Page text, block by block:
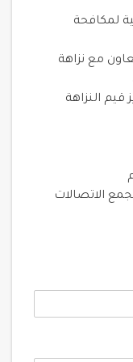
لمكافحة
مع نزاهة
النزاهة
الاتصالات